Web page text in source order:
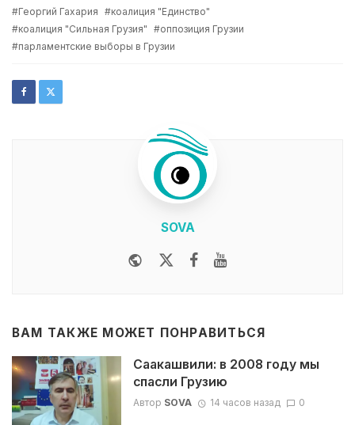
Георгий Гахария
коалиция "Единство"
коалиция "Сильная Грузия"
оппозиция Грузии
парламентские выборы в Грузии
SOVA
WebsiteTwitterFacebook
ВАМ ТАКЖЕ МОЖЕТ ПОНРАВИТЬСЯ
Саакашвили: в 2008 году мы
спасли Грузию
Автор SOVA 14 часов назад 0